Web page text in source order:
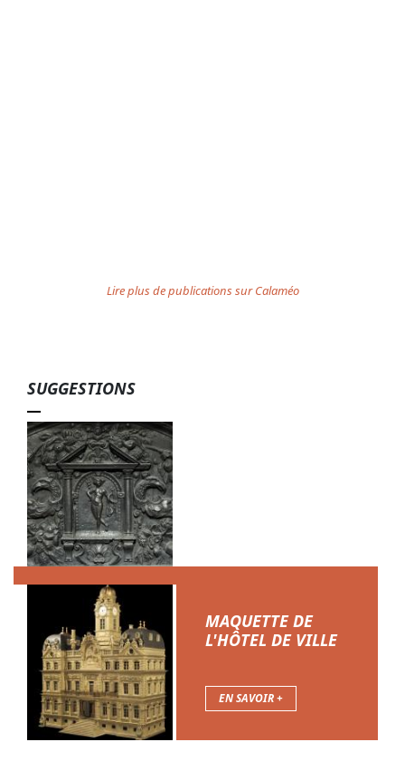
Lire plus de publications sur Calaméo
SUGGESTIONS
INCONTOURNABLES DES COLLECTIONS
EN SAVOIR +
MAQUETTE DE
L'HÔTEL DE VILLE
EN SAVOIR +